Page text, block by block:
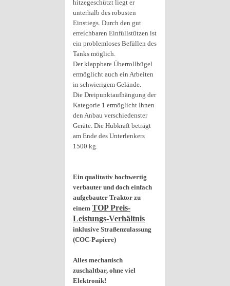
hitzegeschützt liegt er
unterhalb des robusten
Einstiegs. Durch den gut
erreichbaren Einfüllstützen ist
ein problemloses Befüllen des
Tanks möglich.
Der klappbare Überrollbügel
ermöglicht auch ein Arbeiten
in schwierigem Gelände.
Die Dreipunktaufhängung der
Kategorie 1 ermöglicht Ihnen
den Anbau verschiedenster
Geräte. Die Hubkraft beträgt
am Ende des Unterlenkers
1500 kg.
Ein qualitativ hochwertig
verbauter und doch einfach
aufgebauter Traktor zu
einem TOP Preis-
Leistungs-Verhältnis
inklusive Straßenzulassung
(COC-Papiere)
Alles mechanisch
zuschaltbar, ohne viel
Elektronik!